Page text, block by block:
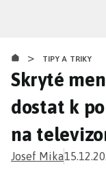
obsahu
> TIPY A TRIKY
Skryté
dostat k
na
Josef Mika